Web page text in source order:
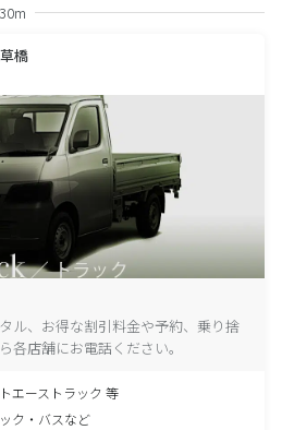
橋
ル、お得な割引料金や予約、乗り捨
各店舗にお電話ください。
エーストラック 等
ク・バスなど